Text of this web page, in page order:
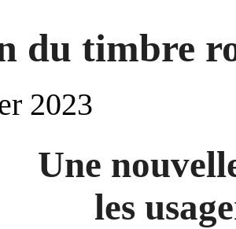
du timbre
2023
Une
les